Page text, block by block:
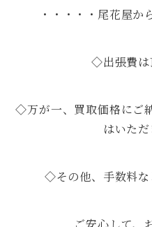
・・・・・尾花屋か
◇出張費は
◇万が一、買取価格にご
はいただ
◇その他、手数料な